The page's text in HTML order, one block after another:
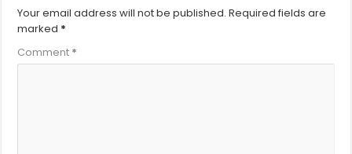
Your email address will not be published. Required fields are
marked *
Comment *